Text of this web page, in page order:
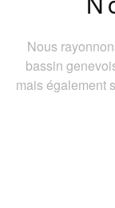
Nous
bassin
mais également